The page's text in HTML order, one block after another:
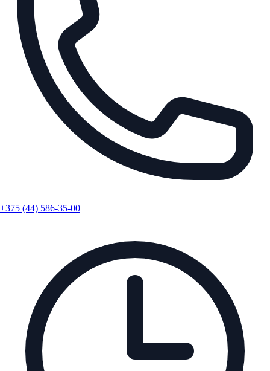
+375 (44) 586-35-00